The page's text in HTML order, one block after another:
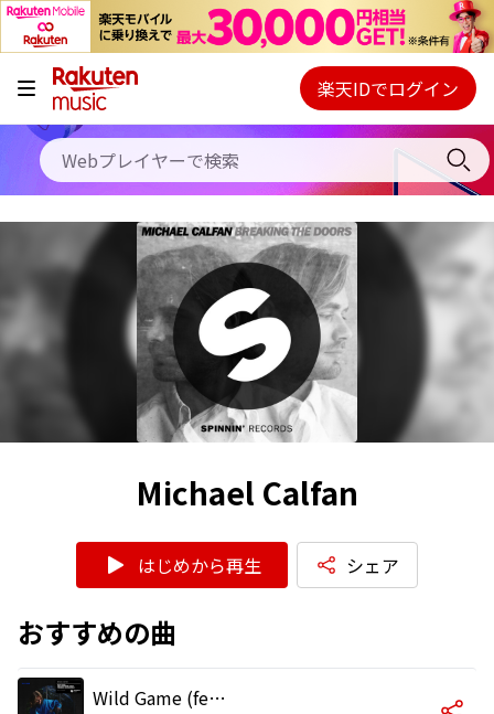
キャンペーン
料金プラン
使い方
初回30日間無料お試し
Webプレイヤー
ご契約内容の確認・変更
楽天IDでログイン
Michael Calfan
はじめから再生 シェア
おすすめの曲
Wild Game (feat. Monique Lawz) [Ferreck Dawn Remix Extended]